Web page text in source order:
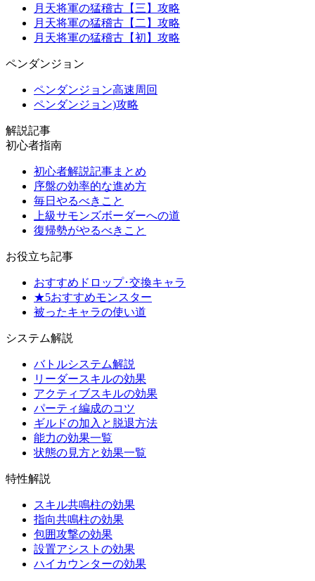
月天将軍の猛稽古【三】攻略
月天将軍の猛稽古【二】攻略
月天将軍の猛稽古【初】攻略
ペンダンジョン
ペンダンジョン高速周回
ペンダンジョン)攻略
解説記事
初心者指南
初心者解説記事まとめ
序盤の効率的な進め方
毎日やるべきこと
上級サモンズボーダーへの道
復帰勢がやるべきこと
お役立ち記事
おすすめドロップ･交換キャラ
★5おすすめモンスター
被ったキャラの使い道
システム解説
バトルシステム解説
リーダースキルの効果
アクティブスキルの効果
パーティ編成のコツ
ギルドの加入と脱退方法
能力の効果一覧
状態の見方と効果一覧
特性解説
スキル共鳴柱の効果
指向共鳴柱の効果
包囲攻撃の効果
設置アシストの効果
ハイカウンターの効果